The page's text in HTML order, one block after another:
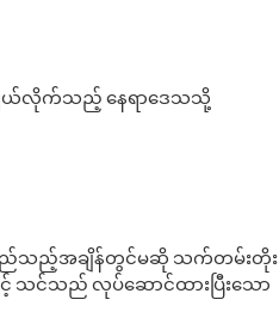
ချယ်လိုက်သည့် နေရာဒေသသို့
ြီး မည်သည့်အချိန်တွင်မဆို သက်တမ်းတိုး
သင်သည် လုပ်ဆောင်ထားပြီးသော